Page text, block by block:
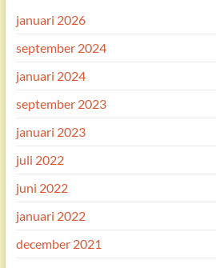
januari 2026
september 2024
januari 2024
september 2023
januari 2023
juli 2022
juni 2022
januari 2022
december 2021